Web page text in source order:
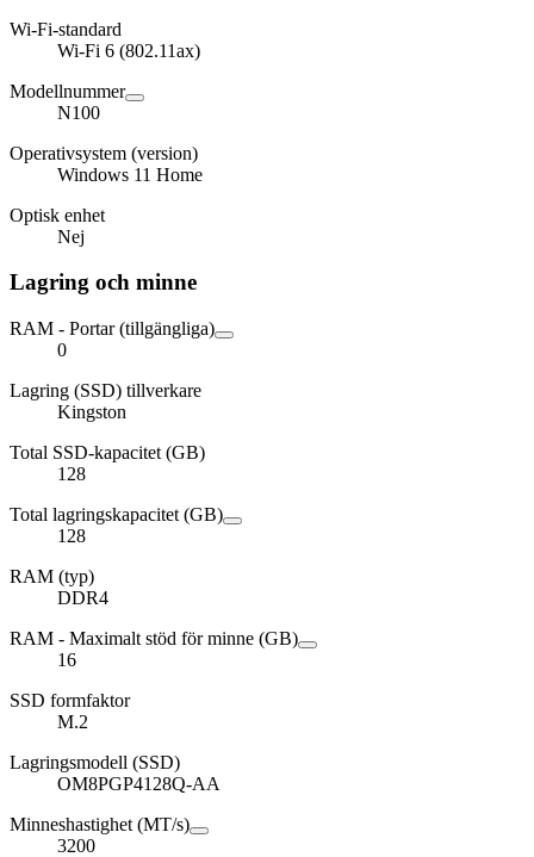
Wi-Fi-standard
Wi-Fi 6 (802.11ax)
Modellnummer
N100
Operativsystem (version)
Windows 11 Home
Optisk enhet
Nej
Lagring och minne
RAM - Portar (tillgängliga)
0
Lagring (SSD) tillverkare
Kingston
Total SSD-kapacitet (GB)
128
Total lagringskapacitet (GB)
128
RAM (typ)
DDR4
RAM - Maximalt stöd för minne (GB)
16
SSD formfaktor
M.2
Lagringsmodell (SSD)
OM8PGP4128Q-AA
Minneshastighet (MT/s)
3200